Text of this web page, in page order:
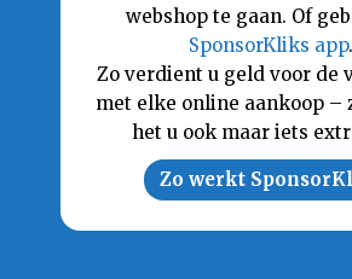
webshop te gaan. Of
SponsorKliks app.
Zo verdient u geld voor de
met elke online aankoop –
het u ook maar iets
Zo werkt